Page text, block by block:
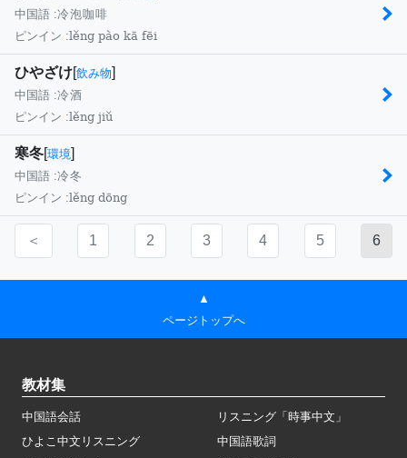
中国語 :冷泡咖啡
ピンイン :lěng pào kā fēi
ひやざけ[飲み物]
中国語 :冷酒
ピンイン :lěng jiǔ
寒冬[環境]
中国語 :冷冬
ピンイン :lěng dōng
＜ 1 2 3 4 5 6
▲
ページトップへ
教材集
中国語会話
リスニング「時事中文」
ひよこ中文リスニング
中国語歌詞